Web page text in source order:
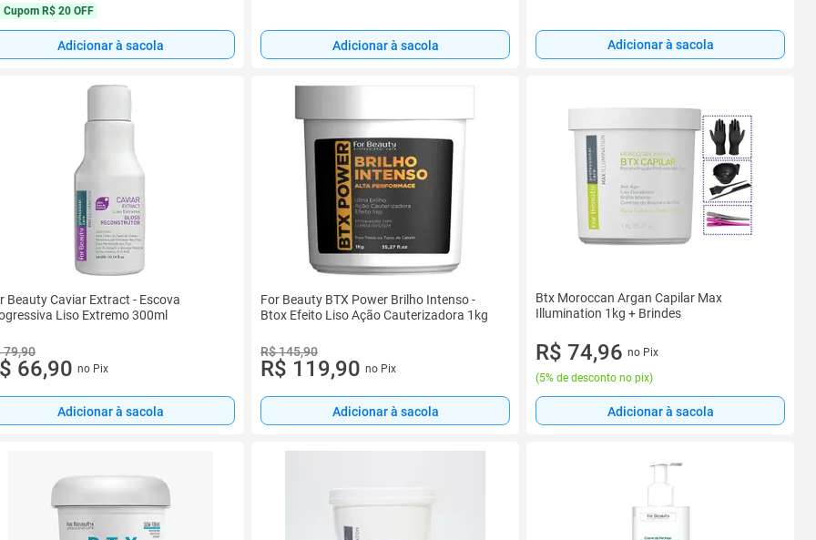
Cupom R$ 20 OFF
Adicionar à sacola Adicionar à sacola Adicionar à sacola
Beauty Caviar Extract - Escova
Liso Extremo 300ml
79,90
66,90 no Pix
Adicionar à sacola
For Beauty BTX Power Brilho Intenso -
Btox Efeito Liso Ação Cauterizadora 1kg
R$ 145,90
R$ 119,90 no Pix
Adicionar à sacola
Btx Moroccan Argan Capilar Max
Illumination 1kg + Brindes
R$ 74,96 no Pix
(5% de desconto no pix)
Adicionar à sacola